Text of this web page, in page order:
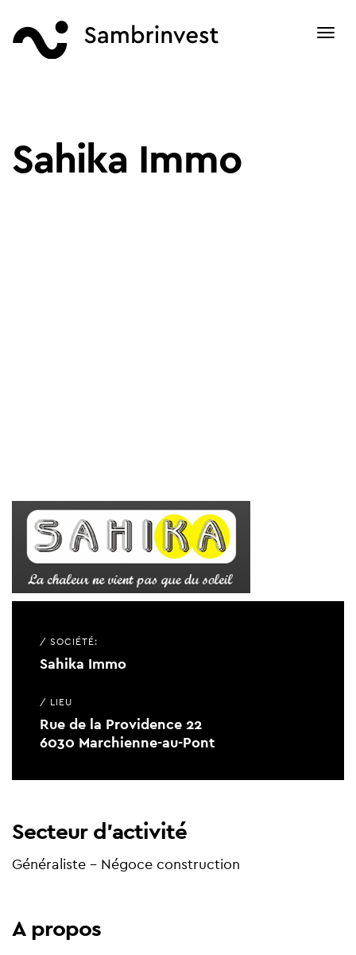
Sahika Immo
/ SOCIÉTÉ:
Sahika Immo
/ LIEU
Rue de la Providence 22
6030 Marchienne-au-Pont
Secteur d'activité
Généraliste - Négoce construction
A propos